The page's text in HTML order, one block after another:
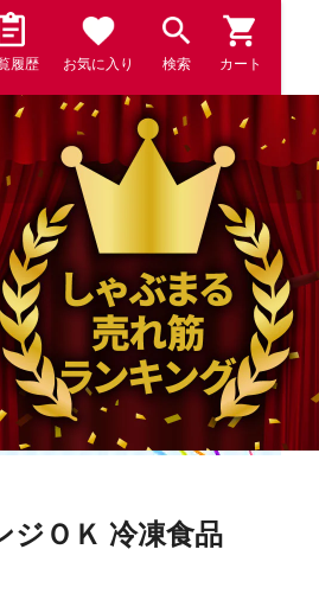
履歴 お気に入り 検索 カート
ジＯＫ 冷凍食品 弁当
ジＯＫ 冷凍食品